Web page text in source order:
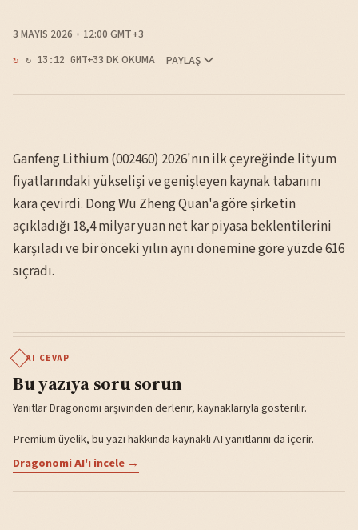
3 MAYIS 2026 12:00 GMT+3
↻ 13:12 GMT+33 DK OKUMA PAYLAŞ
Ganfeng Lithium (002460) 2026'nın ilk çeyreğinde lityum
fiyatlarındaki yükselişi ve genişleyen kaynak tabanını
kara çevirdi. Dong Wu Zheng Quan'a göre şirketin
açıkladığı 18,4 milyar yuan net kar piyasa beklentilerini
karşıladı ve bir önceki yılın aynı dönemine göre yüzde 616
sıçradı.
AI CEVAP
Bu yazıya soru sorun
Yanıtlar Dragonomi arşivinden derlenir, kaynaklarıyla gösterilir.
Premium üyelik, bu yazı hakkında kaynaklı AI yanıtlarını da içerir.
Dragonomi AI'ı incele →